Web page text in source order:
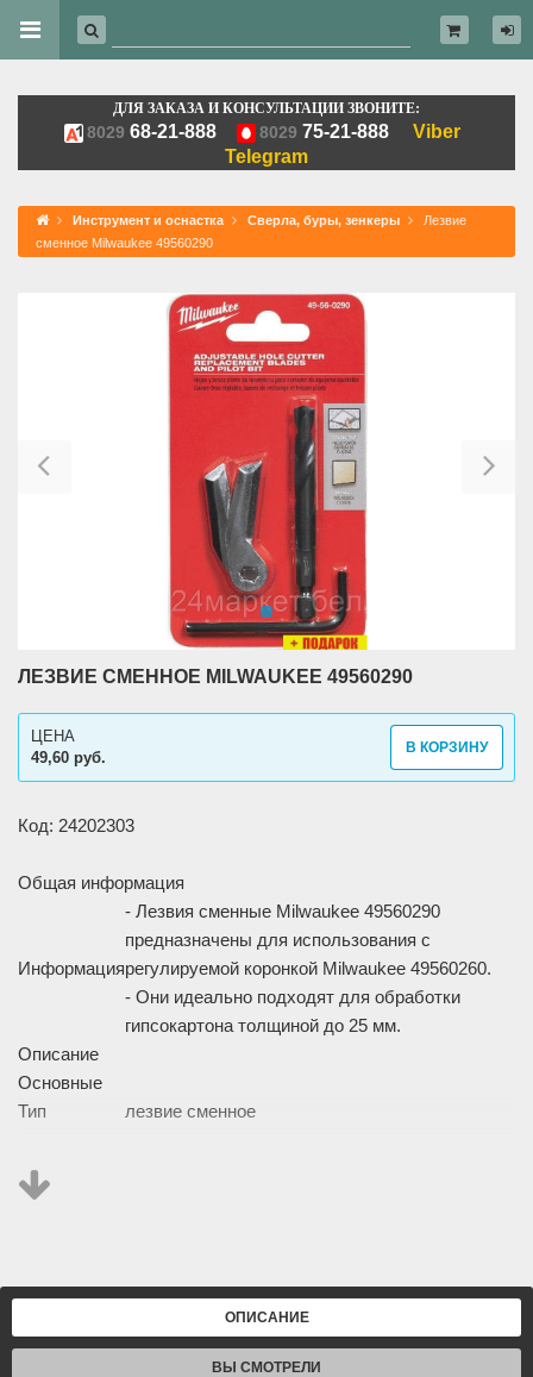
ДЛЯ ЗАКАЗА И КОНСУЛЬТАЦИИ ЗВОНИТЕ:
8029 68-21-888 8029 75-21-888
Viber
Telegram
Инструмент и оснастка Сверла, буры, зенкеры
Лезвие
сменное Milwaukee 49560290
ЛЕЗВИЕ СМЕННОЕ MILWAUKEE 49560290
49,60 руб.
ЦЕНА
В КОРЗИНУ
Код: 24202303
Общая информация
Информация
- Лезвия сменные Milwaukee 49560290
предназначены для использования с
регулируемой коронкой Milwaukee 49560260.
- Они идеально подходят для обработки
гипсокартона толщиной до 25 мм.
Описание
Основные
Тип
лезвие сменное
Изображение товара и комплектация могут отличаться.
Смотреть
ОПИСАНИЕ
ВЫ СМОТРЕЛИ